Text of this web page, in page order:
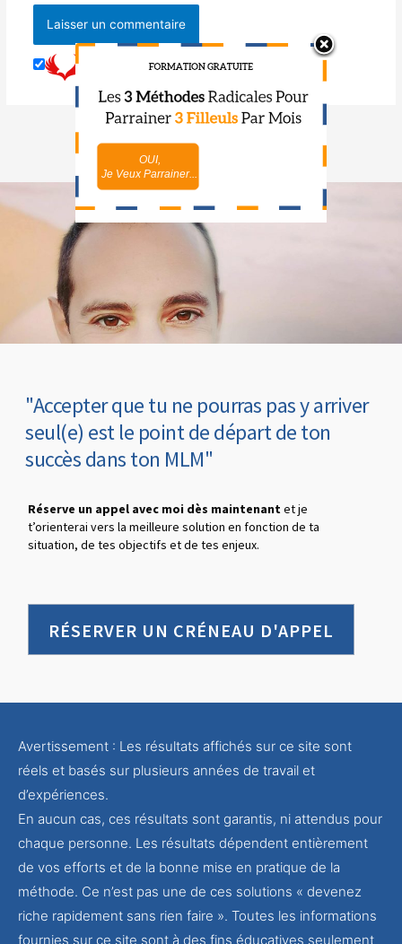
"Accepter que tu ne pourras pas y arriver
seul(e) est le point de départ de ton
succès dans ton MLM"
Réserve un appel avec moi dès maintenantet je
t’orienterai vers la meilleure solution en fonction de ta
situation, de tes objectifs et de tes enjeux.
RÉSERVER UN CRÉNEAU D'APPEL
Avertissement : Les résultats affichés sur ce site sont
réels et basés sur plusieurs années de travail et
d’expériences.
En aucun cas, ces résultats sont garantis, ni attendus pour
chaque personne. Les résultats dépendent entièrement
de vos efforts et de la bonne mise en pratique de la
méthode. Ce n’est pas une de ces solutions « devenez
riche rapidement sans rien faire ». Toutes les informations
fournies sur ce site sont à des fins éducatives seulement
OUI,
Je Veux Parrainer...